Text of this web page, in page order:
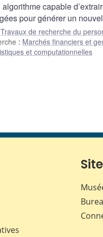
capable
pour générer un
Travaux de recherche du
: Marchés financiers et
et computationnelles